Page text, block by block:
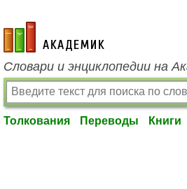
academic.ru
Словари и энциклопедии на
Толкования Переводы Книги